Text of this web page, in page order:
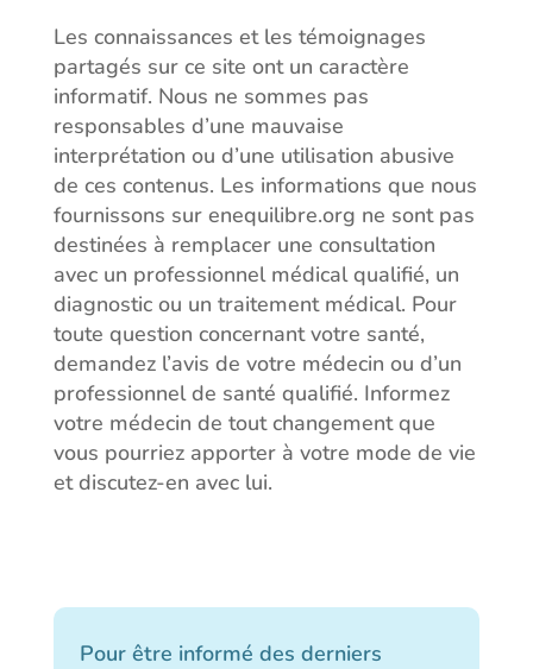
Les connaissances et les témoignages
partagés sur ce site ont un caractère
informatif. Nous ne sommes pas
responsables d’une mauvaise
interprétation ou d’une utilisation abusive
de ces contenus. Les informations que nous
fournissons sur enequilibre.org ne sont pas
destinées à remplacer une consultation
avec un professionnel médical qualifié, un
diagnostic ou un traitement médical. Pour
toute question concernant votre santé,
demandez l’avis de votre médecin ou d’un
professionnel de santé qualifié. Informez
votre médecin de tout changement que
vous pourriez apporter à votre mode de vie
et discutez-en avec lui.
Pour être informé des derniers